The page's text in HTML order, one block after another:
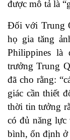
được mô tả là
Đối với Trung
họ gia tăng
Philippines là
trưởng Trung
đã cho rằng:
giác cần thiết
thời tin tưởng
có đủ năng
bình, ổn định